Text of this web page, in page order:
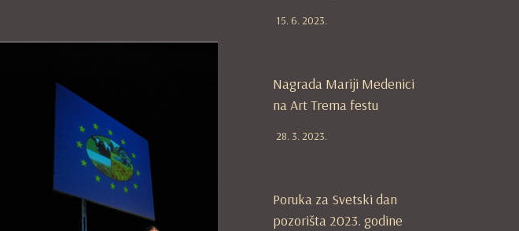
15. 6. 2023.
Nagrada Mariji Medenici
na Art Trema festu
28. 3. 2023.
Poruka za Svetski dan
pozorišta 2023. godine